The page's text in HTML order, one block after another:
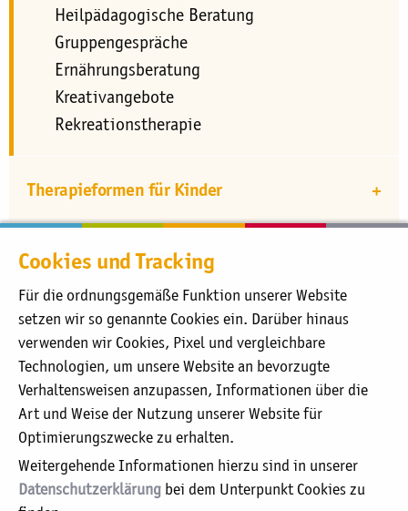
Heilpädagogische Beratung
Gruppengespräche
Ernährungsberatung
Kreativangebote
Rekreationstherapie
Therapieformen für Kinder
Therapieformen für Mutter und Kind
Sie befinden sich hier:
Vorsorge & Therapie
Marianne van den Bosch Haus
aktuell:
Therapieformen
Unser Leitbild
Organigramm
Cookies und Tracking
Für die ordnungsgemäße Funktion unserer Website
setzen wir so genannte Cookies ein. Darüber hinaus
verwenden wir Cookies, Pixel und vergleichbare
Technologien, um unsere Website an bevorzugte
Verhaltensweisen anzupassen, Informationen über die
Art und Weise der Nutzung unserer Website für
Optimierungszwecke zu erhalten.
Weitergehende Informationen hierzu sind in unserer
Datenschutzerklärung bei dem Unterpunkt Cookies zu